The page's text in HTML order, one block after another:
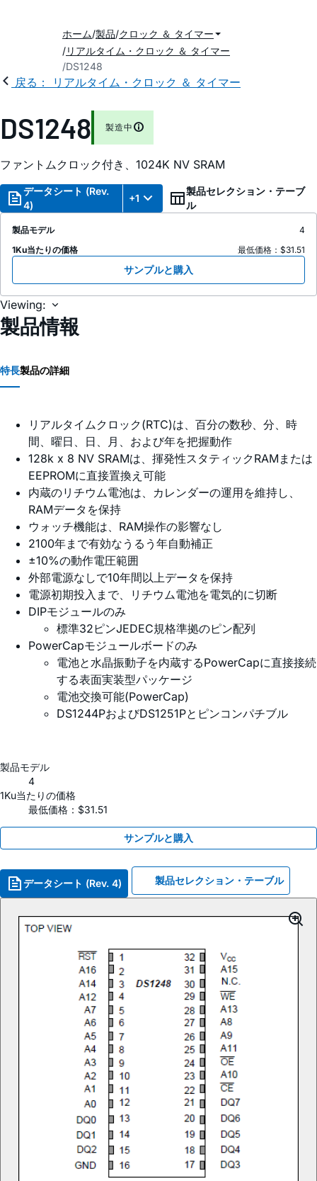
ホーム 製品 クロック ＆ タイマー
リアルタイム・クロック ＆ タイマー
DS1248
戻る： リアルタイム・クロック ＆ タイマー
DS1248 製造中
ファントムクロック付き、1024K NV SRAM
データシート (Rev.
4)
+1
製品セレクション・テーブ
ル
製品モデル
4
1Ku当たりの価格
最低価格：$31.51
サンプルと購入
Viewing:
製品情報
特長製品の詳細
リアルタイムクロック(RTC)は、百分の数秒、分、時
間、曜日、日、月、および年を把握動作
128k x 8 NV SRAMは、揮発性スタティックRAMまたは
EEPROMに直接置換え可能
内蔵のリチウム電池は、カレンダーの運用を維持し、
RAMデータを保持
ウォッチ機能は、RAM操作の影響なし
2100年まで有効なうるう年自動補正
±10%の動作電圧範囲
外部電源なしで10年間以上データを保持
電源初期投入まで、リチウム電池を電気的に切断
DIPモジュールのみ
標準32ピンJEDEC規格準拠のピン配列
PowerCapモジュールボードのみ
電池と水晶振動子を内蔵するPowerCapに直接接続
する表面実装型パッケージ
電池交換可能(PowerCap)
DS1244PおよびDS1251Pとピンコンパチブル
製品モデル
4
1Ku当たりの価格
最低価格：$31.51
サンプルと購入
データシート (Rev. 4) 製品セレクション・テーブル